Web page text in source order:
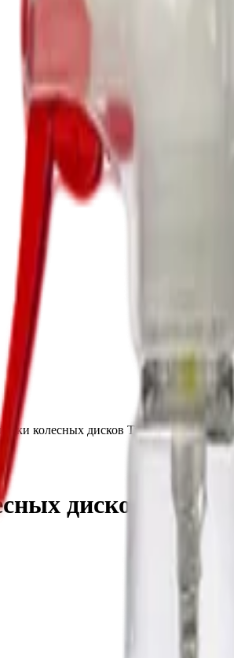
колесных дисков Туга, 1 л
дисков Туга, 1 л